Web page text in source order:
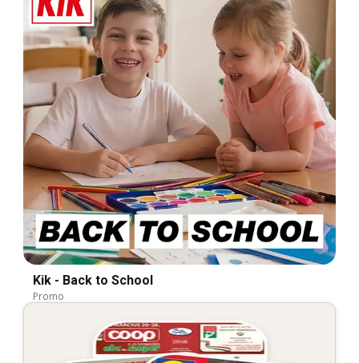
Kik - Back to School
Promo